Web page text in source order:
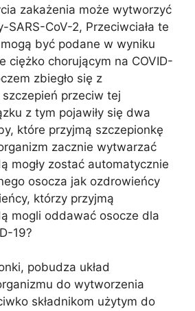
zakażenia może wytworzyć
SARS-CoV-2, Przeciwciała te
być podane w wyniku
ciężko chorującym na COVID-
zbiegło się z
przeciw tej
z tym pojawiły się dwa
które przyjmą szczepionkę
zacznie wytwarzać
mogły zostać automatycznie
osocza jak ozdrowieńcy
którzy przyjmą
mogli oddawać osocze dla
19?
pobudza układ
do wytworzenia
składnikom użytym do